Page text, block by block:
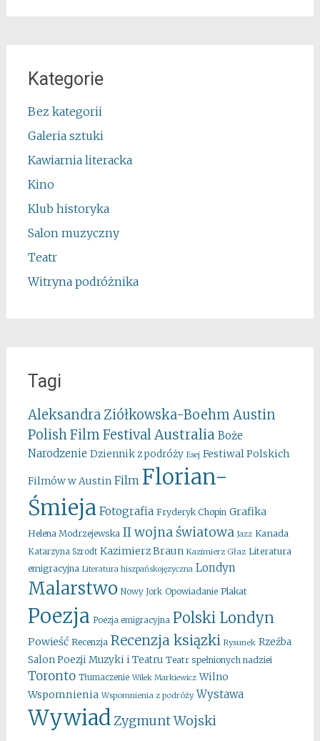
Kategorie
Bez kategorii
Galeria sztuki
Kawiarnia literacka
Kino
Klub historyka
Salon muzyczny
Teatr
Witryna podróżnika
Tagi
Aleksandra Ziółkowska-Boehm Austin
Polish Film FestivalAustralia Boże
Narodzenie Dziennik z podróży Esej Festiwal Polskich
Filmów w Austin Film Florian-
Śmieja Fotografia Fryderyk Chopin Grafika
Helena Modrzejewska II wojna światowa Jazz Kanada
Katarzyna Szrodt Kazimierz Braun Kazimierz Głaz Literatura
emigracyjna Literatura hiszpańskojęzyczna Londyn
Malarstwo Nowy Jork Opowiadanie Plakat
Poezja Poezja emigracyjna Polski Londyn
Powieść Recenzja Recenzja ksiązki Rysunek Rzeźba
Salon Poezji Muzyki i Teatru Teatr spełnionych nadziei
Toronto Tłumaczenie Wilek Markiewicz Wilno
Wspomnienia Wspomnienia z podróży Wystawa
WywiadZygmunt Wojski